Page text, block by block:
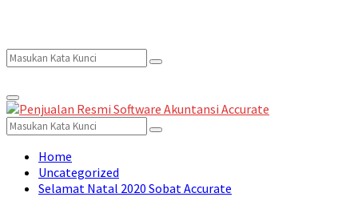
Search
for:
Search
Primary
Menu
Search
for:
Search
Home
Uncategorized
Selamat Natal 2020 Sobat Accurate